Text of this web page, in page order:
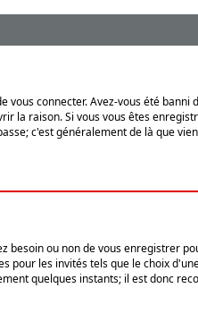
connecter. Avez-vous été banni
raison. Si vous vous êtes
c'est généralement de là que
besoin ou non de vous enregistrer
les invités tels que le choix
quelques instants; il est donc